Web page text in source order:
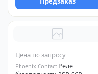
Цена по запросу
Phoenix Contact Реле